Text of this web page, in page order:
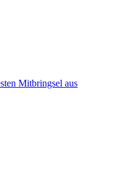
Mitbringsel aus